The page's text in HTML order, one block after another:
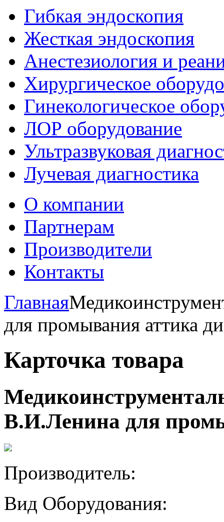
Гибкая эндоскопия
Жесткая эндоскопия
Анестезиология и
Хирургическое
Гинекологическое
ЛОР оборудование
Ультразвуковая
Лучевая диагностика
О компании
Партнерам
Производители
Контакты
Главная
для промывания аттика
Карточка товара
В.И.Ленина для
Производитель:
Вид Оборудования: